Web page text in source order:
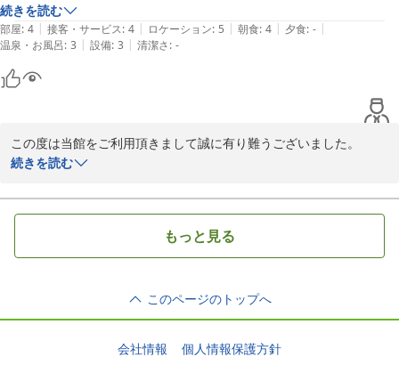
続きを読む
部屋: 4 | 接客・サービス: 4 | ロケーション: 5 | 朝食: 4 | 夕食: - |
温泉・お風呂: 3 | 設備: 3 | 清潔さ: -
この度は当館をご利用頂きまして誠に有り難うございました。
総湯は当館のななめ左、目と鼻の先にございます。近くて驚かれる
ゆっくりくつろいで頂けたのなら幸いでございます。
次回、また和倉へお越しの際はぜひいらして下さい。お待ちしてお
続きを読む
もっと見る
このページのトップへ
会社情報 個人情報保護方針